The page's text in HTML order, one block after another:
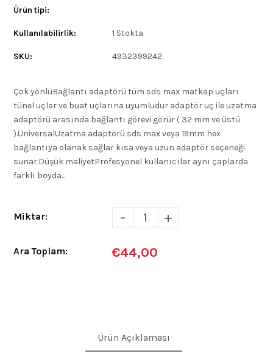
Ürün tipi:
Kullanılabilirlik: 1 Stokta
SKU: 4932399242
Çok yönlüBağlantı adaptörü tüm sds max matkap uçları
tünel uçlar ve buat uçlarına uyumludur adaptör uç ile uzatma
adaptörü arasında bağlantı görevi görür ( 32 mm ve üstü
).ÜniversalUzatma adaptörü sds max veya 19mm hex
bağlantıya olanak sağlar kısa veya uzun adaptör seçeneği
sunar.Düșük maliyetProfesyonel kullanıcılar aynı çaplarda
farklı boyda...
Miktar: - +
Ara Toplam: €44,00
Ürün Açıklaması